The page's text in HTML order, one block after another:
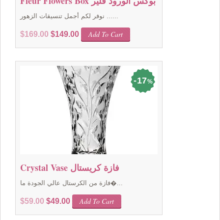
نوفر لكم أجمل تنسيقات الزهور ......
$169.00 Original
$169.00.
$149.00Current
price
$149.00.
Add To Cart
17%
Crystal Vase فازة كريستال
فازة من الكرستال عالي الجودة ما�...
$59.00 Original
$49.00Current
price
Add To Cart